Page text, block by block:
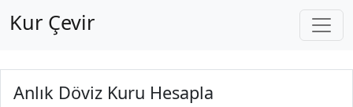
Kur Çevir
Anlık Döviz Kuru Hesapla